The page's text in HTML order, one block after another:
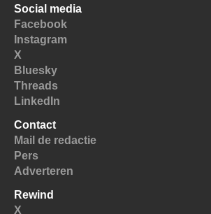
Social media
Facebook
Instagram
X
Bluesky
Threads
LinkedIn
Contact
Mail de redactie
Pers
Adverteren
Rewind
X